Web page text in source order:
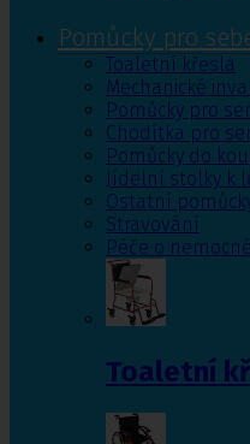
Pomůcky pro
Toaletní křesla
Mechanické
Pomůcky pro
Chodítka pro
Pomůcky do
Jídelní stolky k
Ostatní
Stravování
Péče o
Toaletní